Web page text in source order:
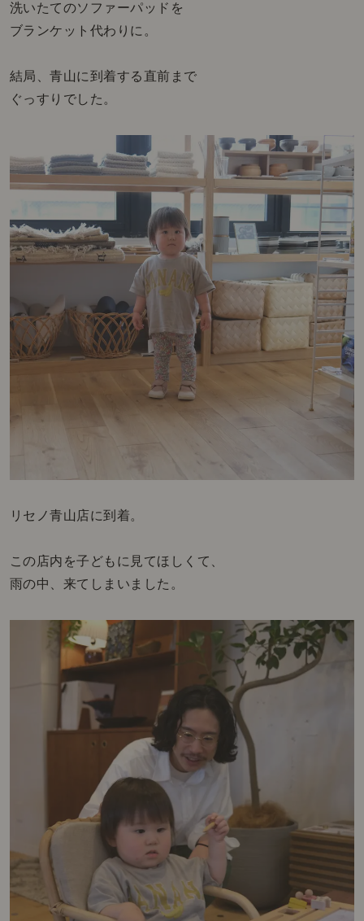
洗いたてのソファーパッドを
ブランケット代わりに。
結局、青山に到着する直前まで
ぐっすりでした。
リセノ青山店に到着。
この店内を子どもに見てほしくて、
雨の中、来てしまいました。